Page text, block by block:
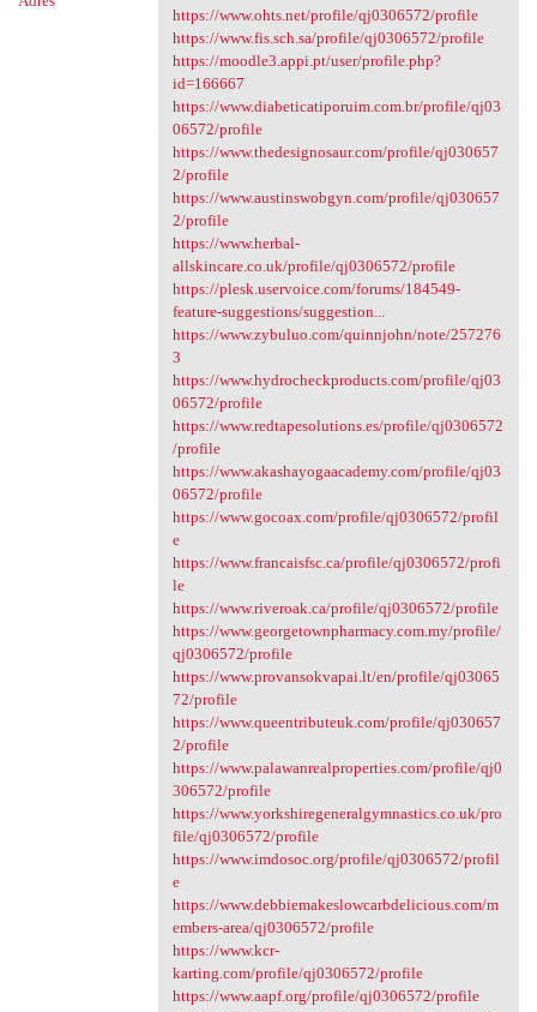
https://www.ohts.net/profile/qj0306572/profile
https://www.fis.sch.sa/profile/qj0306572/profile
https://moodle3.appi.pt/user/profile.php?
id=166667
https://www.diabeticatiporuim.com.br/profile/qj03
06572/profile
https://www.thedesignosaur.com/profile/qj030657
2/profile
https://www.austinswobgyn.com/profile/qj030657
2/profile
https://www.herbal-
allskincare.co.uk/profile/qj0306572/profile
https://plesk.uservoice.com/forums/184549-
feature-suggestions/suggestion...
https://www.zybuluo.com/quinnjohn/note/257276
3
https://www.hydrocheckproducts.com/profile/qj03
06572/profile
https://www.redtapesolutions.es/profile/qj0306572
/profile
https://www.akashayogaacademy.com/profile/qj03
06572/profile
https://www.gocoax.com/profile/qj0306572/profil
e
https://www.francaisfsc.ca/profile/qj0306572/profi
le
https://www.riveroak.ca/profile/qj0306572/profile
https://www.georgetownpharmacy.com.my/profile/
qj0306572/profile
https://www.provansokvapai.lt/en/profile/qj03065
72/profile
https://www.queentributeuk.com/profile/qj030657
2/profile
https://www.palawanrealproperties.com/profile/qj0
306572/profile
https://www.yorkshiregeneralgymnastics.co.uk/pro
file/qj0306572/profile
https://www.imdosoc.org/profile/qj0306572/profil
e
https://www.debbiemakeslowcarbdelicious.com/m
embers-area/qj0306572/profile
https://www.kcr-
karting.com/profile/qj0306572/profile
https://www.aapf.org/profile/qj0306572/profile